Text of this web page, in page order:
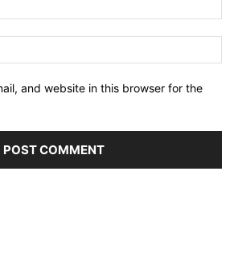
and website in this browser for the